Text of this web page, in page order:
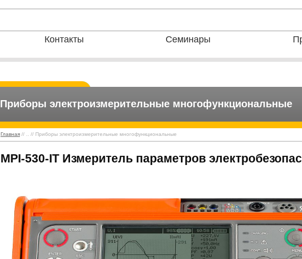
Контакты Семинары
Приборы электроизмерительные многофункциональные
Главная // .. // Приборы электроизмерительные многофункциональные
MPI-530-IT Измеритель параметров